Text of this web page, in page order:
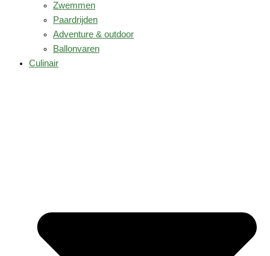
Zwemmen
Paardrijden
Adventure & outdoor
Ballonvaren
Culinair